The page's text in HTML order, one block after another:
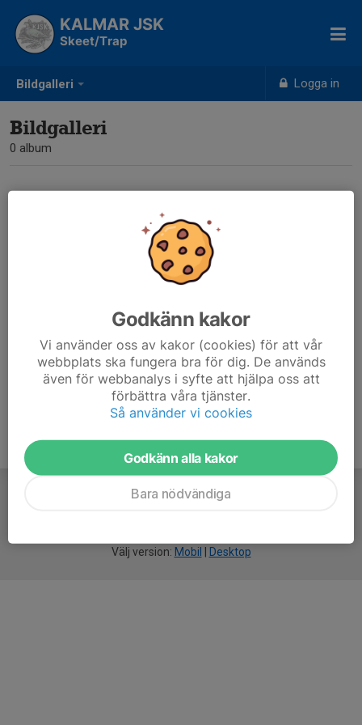
Bildgalleri Logga in
KALMAR JSK
Skeet/Trap
Bildgalleri
0 album
Inga album skapade
Välj version: Mobil Desktop
Godkänn kakor
Vi använder oss av kakor (cookies) för att vår
webbplats ska fungera bra för dig. De används
även för webbanalys i syfte att hjälpa oss att
förbättra våra tjänster.
Så använder vi cookies
Godkänn alla kakor
Bara nödvändiga